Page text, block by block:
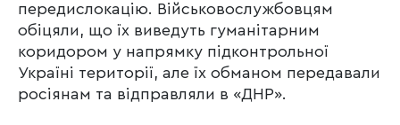
передислокацію. Військовослужбовцям
обіцяли, що їх виведуть гуманітарним
коридором у напрямку підконтрольної
Україні території, але їх обманом передавали
росіянам та відправляли в «ДНР».